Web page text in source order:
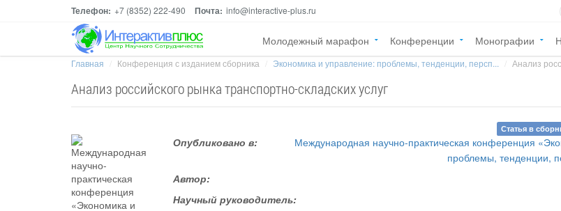
Телефон: +7 (8352) 222-490 Почта: info@interactive-plus.ru
Молодежный марафон Конференции Монографии
Главная Конференция с изданием сборника Экономика и управление: проблемы, тенденции, персп... Анализ
Анализ российского рынка транспортно-складских услуг
Статья в
Опубликовано в:
Международная научно-практическая конференция
проблемы, тенденции,
Автор:
Научный руководитель: